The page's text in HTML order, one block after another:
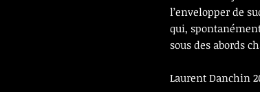
l’envelopper de
qui,
sous des abords
Laurent Danchin